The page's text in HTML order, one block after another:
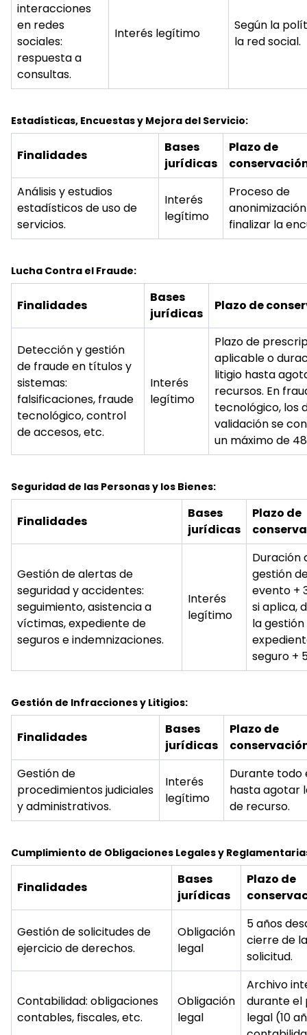
interacciones
en redes
sociales:
respuesta a
consultas.
Interés legítimo
Según la
la red social.
Estadísticas, Encuestas y Mejora del Servicio:
Finalidades
Bases
jurídicas
Plazo de
Análisis y estudios
estadísticos de uso de
servicios.
Interés
legítimo
Proceso de
finalizar la
Lucha Contra el Fraude:
Finalidades
Bases
jurídicas
Plazo de
Detección y gestión
de fraude en títulos y
sistemas:
falsificaciones, fraude
tecnológico, control
de accesos, etc.
Interés
legítimo
Plazo de
aplicable o
litigio hasta
recursos. En
tecnológico, los
validación se
un máximo de
Seguridad de las Personas y los Bienes:
Finalidades
Bases
jurídicas
Plazo de
Gestión de alertas de
seguridad y accidentes:
seguimiento, asistencia a
víctimas, expediente de
seguros e indemnizaciones.
Interés
legítimo
Duración
gestión
evento +
si aplica,
la
seguro +
Gestión de Infracciones y Litigios:
Finalidades
Bases
jurídicas
Plazo de
Gestión de
procedimientos judiciales
y administrativos.
Interés
legítimo
Durante todo
hasta agotar
de recurso.
Cumplimiento de Obligaciones Legales y
Finalidades
Bases
jurídicas
Plazo de
Gestión de solicitudes de
ejercicio de derechos.
Obligación
legal
5 años
cierre de la
solicitud.
Contabilidad: obligaciones
contables, fiscales, etc.
Obligación
legal
Archivo
durante el
legal (10